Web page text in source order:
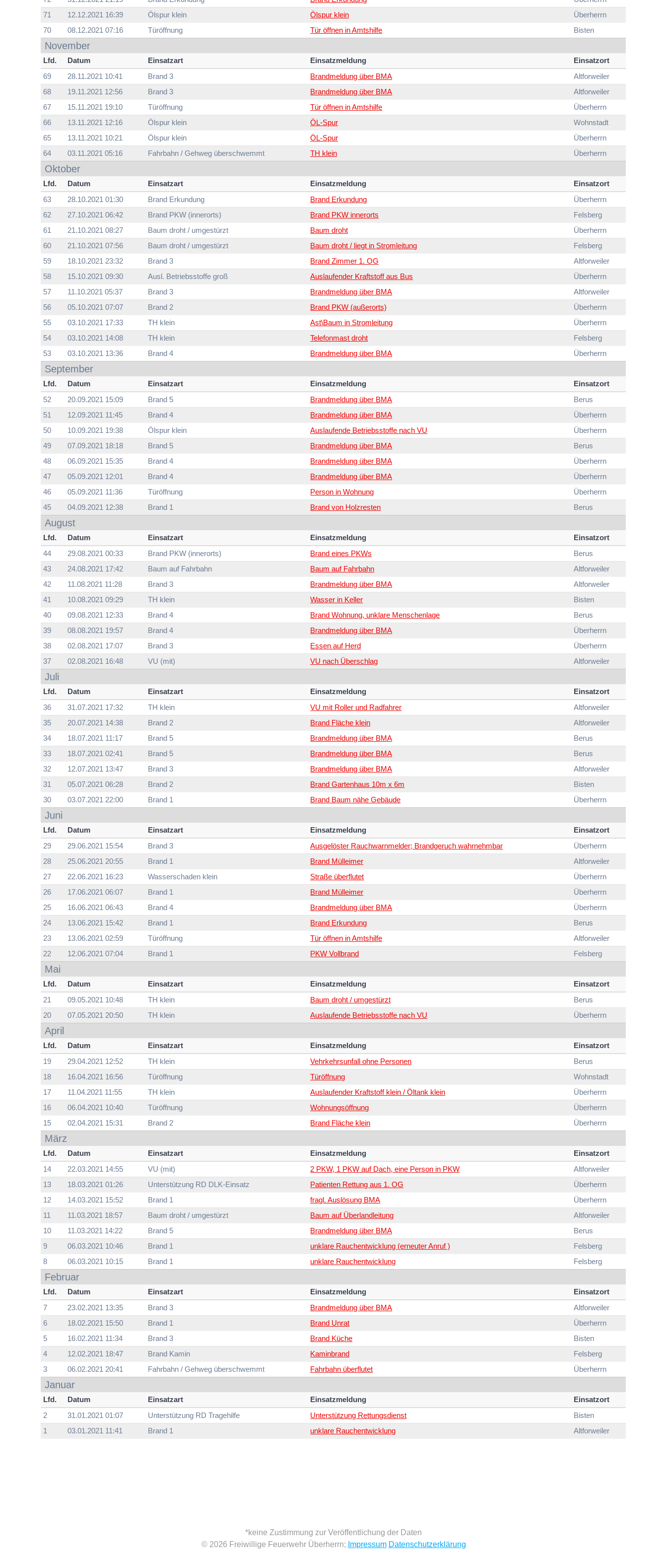
71
12.12.2021 16:39 Ölspur klein Ölspur klein
Überherrn
70
08.12.2021 07:16 Türöffnung Tür öffnen in Amtshilfe Bisten
November
Lfd. Datum Einsatzart Einsatzmeldung
Einsatzort
69
28.11.2021 10:41 Brand 3 Brandmeldung über BMA
Altforweiler
68
19.11.2021 12:56 Brand 3 Brandmeldung über BMA
Altforweiler
67
15.11.2021 19:10 Türöffnung Tür öffnen in Amtshilfe
Überherrn
66
13.11.2021 12:16 Ölspur klein ÖL-Spur
Wohnstadt
65
13.11.2021 10:21 Ölspur klein ÖL-Spur
Überherrn
64
03.11.2021 05:16 Fahrbahn / Gehweg überschwemmt TH klein Überherrn
Oktober
Lfd. Datum Einsatzart Einsatzmeldung
Einsatzort
63
28.10.2021 01:30 Brand Erkundung Brand Erkundung
Überherrn
62
27.10.2021 06:42 Brand PKW (innerorts) Brand PKW innerorts
Felsberg
61
21.10.2021 08:27 Baum droht / umgestürzt Baum droht
Überherrn
60
21.10.2021 07:56 Baum droht / umgestürzt Baum droht / liegt in Stromleitung
Felsberg
59
18.10.2021 23:32 Brand 3 Brand Zimmer 1. OG
Altforweiler
58
15.10.2021 09:30 Ausl. Betriebsstoffe groß Auslaufender Kraftstoff aus Bus
Überherrn
57
11.10.2021 05:37 Brand 3 Brandmeldung über BMA
Altforweiler
56
05.10.2021 07:07 Brand 2 Brand PKW (außerorts)
Überherrn
55
03.10.2021 17:33 TH klein Ast\Baum in Stromleitung
Überherrn
54
03.10.2021 14:08 TH klein Telefonmast droht
Felsberg
53
03.10.2021 13:36 Brand 4 Brandmeldung über BMA Überherrn
September
Lfd. Datum Einsatzart Einsatzmeldung
Einsatzort
52
20.09.2021 15:09 Brand 5 Brandmeldung über BMA
Berus
51
12.09.2021 11:45 Brand 4 Brandmeldung über BMA
Überherrn
50
10.09.2021 19:38 Ölspur klein Auslaufende Betriebsstoffe nach VU
Überherrn
49
07.09.2021 18:18 Brand 5 Brandmeldung über BMA
Berus
48
06.09.2021 15:35 Brand 4 Brandmeldung über BMA
Überherrn
47
05.09.2021 12:01 Brand 4 Brandmeldung über BMA
Überherrn
46
05.09.2021 11:36 Türöffnung Person in Wohnung
Überherrn
45
04.09.2021 12:38 Brand 1 Brand von Holzresten Berus
August
Lfd. Datum Einsatzart Einsatzmeldung
Einsatzort
44
29.08.2021 00:33 Brand PKW (innerorts) Brand eines PKWs
Berus
43
24.08.2021 17:42 Baum auf Fahrbahn Baum auf Fahrbahn
Altforweiler
42
11.08.2021 11:28 Brand 3 Brandmeldung über BMA
Altforweiler
41
10.08.2021 09:29 TH klein Wasser in Keller
Bisten
40
09.08.2021 12:33 Brand 4 Brand Wohnung, unklare Menschenlage
Berus
39
08.08.2021 19:57 Brand 4 Brandmeldung über BMA
Überherrn
38
02.08.2021 17:07 Brand 3 Essen auf Herd
Überherrn
37
02.08.2021 16:48 VU (mit) VU nach Überschlag Altforweiler
Juli
Lfd. Datum Einsatzart Einsatzmeldung
Einsatzort
36
31.07.2021 17:32 TH klein VU mit Roller und Radfahrer
Altforweiler
35
20.07.2021 14:38 Brand 2 Brand Fläche klein
Altforweiler
34
18.07.2021 11:17 Brand 5 Brandmeldung über BMA
Berus
33
18.07.2021 02:41 Brand 5 Brandmeldung über BMA
Berus
32
12.07.2021 13:47 Brand 3 Brandmeldung über BMA
Altforweiler
31
05.07.2021 06:28 Brand 2 Brand Gartenhaus 10m x 6m
Bisten
30
03.07.2021 22:00 Brand 1 Brand Baum nähe Gebäude Überherrn
Juni
Lfd. Datum Einsatzart Einsatzmeldung
Einsatzort
29
29.06.2021 15:54 Brand 3 Ausgelöster Rauchwarnmelder; Brandgeruch wahrnehmbar
Überherrn
28
25.06.2021 20:55 Brand 1 Brand Mülleimer
Altforweiler
27
22.06.2021 16:23 Wasserschaden klein Straße überflutet
Überherrn
26
17.06.2021 06:07 Brand 1 Brand Mülleimer
Überherrn
25
16.06.2021 06:43 Brand 4 Brandmeldung über BMA
Überherrn
24
13.06.2021 15:42 Brand 1 Brand Erkundung
Berus
23
13.06.2021 02:59 Türöffnung Tür öffnen in Amtshilfe
Altforweiler
22
12.06.2021 07:04 Brand 1 PKW Vollbrand Felsberg
Mai
Lfd. Datum Einsatzart Einsatzmeldung
Einsatzort
21
09.05.2021 10:48 TH klein Baum droht / umgestürzt
Berus
20
07.05.2021 20:50 TH klein Auslaufende Betriebsstoffe nach VU Überherrn
April
Lfd. Datum Einsatzart Einsatzmeldung
Einsatzort
19
29.04.2021 12:52 TH klein Vehrkehrsunfall ohne Personen
Berus
18
16.04.2021 16:56 Türöffnung Türöffnung
Wohnstadt
17
11.04.2021 11:55 TH klein Auslaufender Kraftstoff klein / Öltank klein
Überherrn
16
06.04.2021 10:40 Türöffnung Wohnungsöffnung
Überherrn
15
02.04.2021 15:31 Brand 2 Brand Fläche klein Überherrn
März
Lfd. Datum Einsatzart Einsatzmeldung
Einsatzort
14
22.03.2021 14:55 VU (mit) 2 PKW, 1 PKW auf Dach, eine Person in PKW
Altforweiler
13
18.03.2021 01:26 Unterstützung RD DLK-Einsatz Patienten Rettung aus 1. OG
Überherrn
12
14.03.2021 15:52 Brand 1 fragl. Auslösung BMA
Überherrn
11
11.03.2021 18:57 Baum droht / umgestürzt Baum auf Überlandleitung
Altforweiler
10
11.03.2021 14:22 Brand 5 Brandmeldung über BMA
Berus
9
06.03.2021 10:46 Brand 1 unklare Rauchentwicklung (erneuter Anruf )
Felsberg
8
06.03.2021 10:15 Brand 1 unklare Rauchentwicklung Felsberg
Februar
Lfd. Datum Einsatzart Einsatzmeldung
Einsatzort
7
23.02.2021 13:35 Brand 3 Brandmeldung über BMA
Altforweiler
6
18.02.2021 15:50 Brand 1 Brand Unrat
Überherrn
5
16.02.2021 11:34 Brand 3 Brand Küche
Bisten
4
12.02.2021 18:47 Brand Kamin Kaminbrand
Felsberg
3
06.02.2021 20:41 Fahrbahn / Gehweg überschwemmt Fahrbahn überflutet Überherrn
Januar
Lfd. Datum Einsatzart Einsatzmeldung
Einsatzort
2
31.01.2021 01:07 Unterstützung RD Tragehilfe Unterstützung Rettungsdienst
Bisten
1
03.01.2021 11:41 Brand 1 unklare Rauchentwicklung Altforweiler
*keine Zustimmung zur Veröffentlichung der Daten
© 2026 Freiwillige Feuerwehr Überherrn; Impressum Datenschutzerklärung